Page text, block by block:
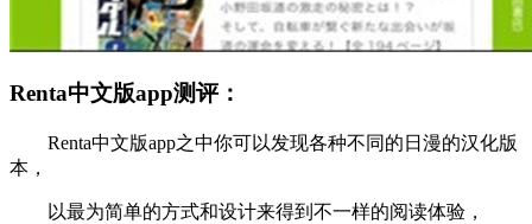
Renta中文版app测评：
Renta中文版app之中你可以发现各种不同的日漫的汉化版
本，
以最为简单的方式和设计来得到不一样的阅读体验，